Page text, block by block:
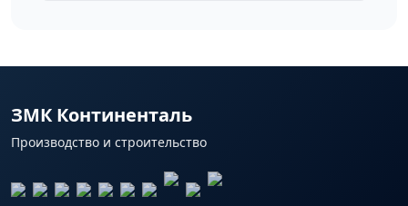
ЗМК Континенталь
Производство и строительство